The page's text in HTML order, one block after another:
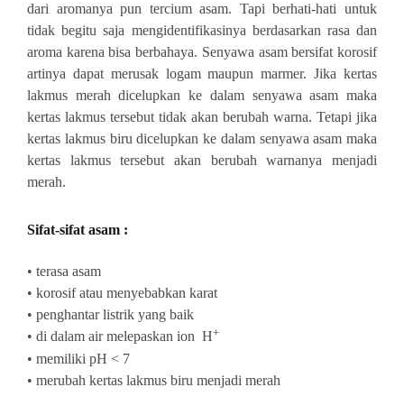
dari aromanya pun tercium asam. Tapi berhati-hati untuk
tidak begitu saja mengidentifikasinya berdasarkan rasa dan
aroma karena bisa berbahaya. Senyawa asam bersifat korosif
artinya dapat merusak logam maupun marmer. Jika kertas
lakmus merah dicelupkan ke dalam senyawa asam maka
kertas lakmus tersebut tidak akan berubah warna. Tetapi jika
kertas lakmus biru dicelupkan ke dalam senyawa asam maka
kertas lakmus tersebut akan berubah warnanya menjadi
merah.
Sifat-sifat asam :
• terasa asam
• korosif atau menyebabkan karat
• penghantar listrik yang baik
• di dalam air melepaskan ion H+
• memiliki pH < 7
• merubah kertas lakmus biru menjadi merah